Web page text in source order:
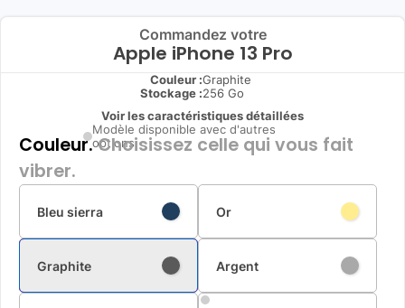
Commandez votre
Apple iPhone 13 Pro
Couleur :Graphite
Stockage :256 Go
Voir les caractéristiques détaillées
Modèle disponible avec d'autres
options
Couleur.Choisissez celle qui vous fait
vibrer.
Bleu sierra Or
Graphite Argent